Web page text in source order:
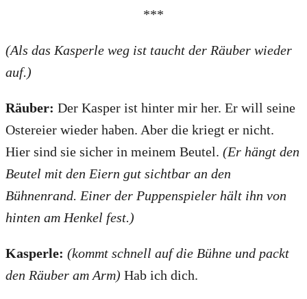
***
(Als das Kasperle weg ist taucht der Räuber wieder
auf.)
Räuber: Der Kasper ist hinter mir her. Er will seine
Ostereier wieder haben. Aber die kriegt er nicht.
Hier sind sie sicher in meinem Beutel. (Er hängt den
Beutel mit den Eiern gut sichtbar an den
Bühnenrand. Einer der Puppenspieler hält ihn von
hinten am Henkel fest.)
Kasperle: (kommt schnell auf die Bühne und packt
den Räuber am Arm) Hab ich dich.